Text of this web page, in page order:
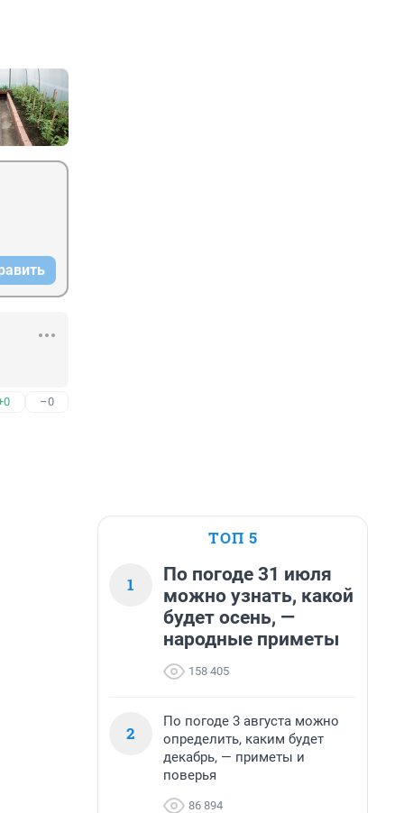
–0
ТОП 5
1
По погоде 31 июля
можно узнать, какой
будет осень, —
народные приметы
158 405
2
По погоде 3 августа можно
определить, каким будет
декабрь, — приметы и
поверья
86 894